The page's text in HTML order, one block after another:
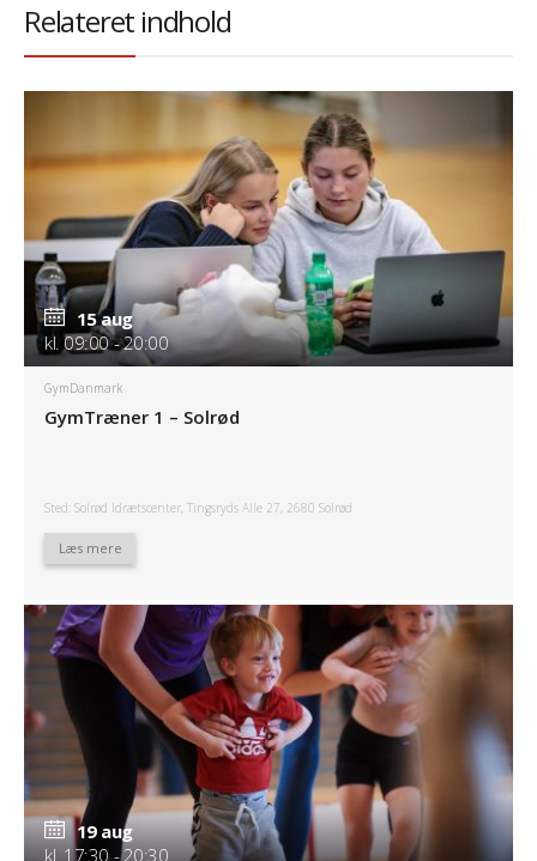
Relateret indhold
15 aug
kl. 09:00 - 20:00
GymDanmark
GymTræner 1 – Solrød
Sted: Solrød Idrætscenter, Tingsryds Alle 27, 2680 Solrød
Læs mere
19 aug
kl. 17:30 - 20:30